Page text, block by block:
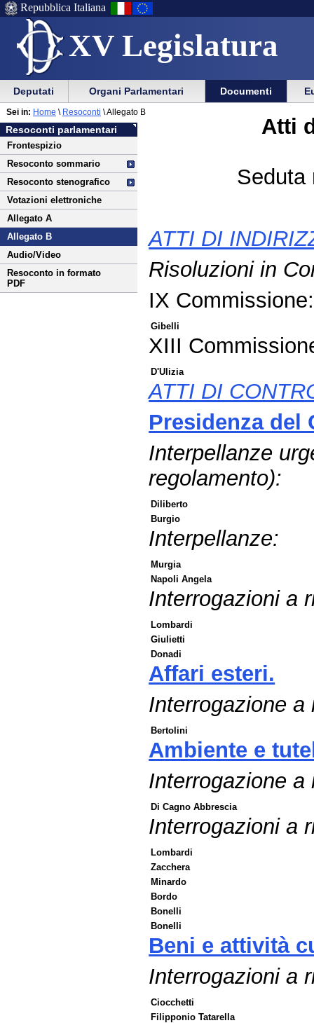
XV Legislatura
Menu
di
ausilio
alla
navigazione
Vai
Menu
di
navigazione
principale
Repubblica Italiana
Menu
di
navigazione
principale
Vai
menu
di
sezione
Deputati Organi Parlamentari Documenti
Vai
al
contenuto
Resoconti parlamentari
Frontespizio
Resoconto sommario
Resoconto stenografico
Votazioni elettroniche
Allegato A
Allegato B
Audio/Video
Resoconto in formato
PDF
Sei in: Home \ Resoconti \ Allegato B
Atti
Seduta
ATTI DI
Risoluzioni in
IX Commissione:
Gibelli
XIII
D'Ulizia
ATTI DI
Presidenza
Interpellanze
regolamento):
Diliberto
Burgio
Interpellanze:
Murgia
Napoli Angela
Interrogazioni a
Lombardi
Giulietti
Donadi
Affari esteri.
Interrogazione
Bertolini
Ambiente e
Interrogazione
Di Cagno Abbrescia
Interrogazioni a
Lombardi
Zacchera
Minardo
Bordo
Bonelli
Bonelli
Beni e attività
Interrogazioni a
Ciocchetti
Filipponio Tatarella